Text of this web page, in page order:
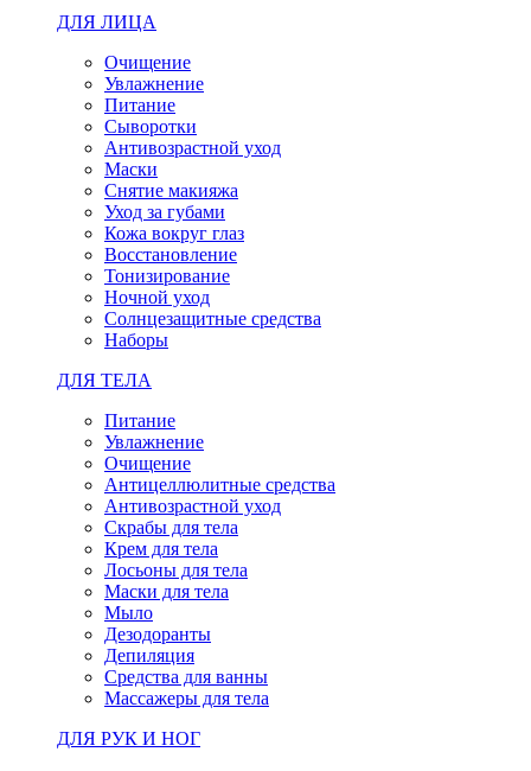
ДЛЯ ЛИЦА
Очищение
Увлажнение
Питание
Сыворотки
Антивозрастной уход
Маски
Снятие макияжа
Уход за губами
Кожа вокруг глаз
Восстановление
Тонизирование
Ночной уход
Солнцезащитные средства
Наборы
ДЛЯ ТЕЛА
Питание
Увлажнение
Очищение
Антицеллюлитные средства
Антивозрастной уход
Скрабы для тела
Крем для тела
Лосьоны для тела
Маски для тела
Мыло
Дезодоранты
Депиляция
Средства для ванны
Массажеры для тела
ДЛЯ РУК И НОГ